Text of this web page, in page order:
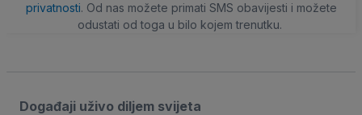
privatnosti. Od nas možete primati SMS obavijesti i možete
odustati od toga u bilo kojem trenutku.
Događaji uživo diljem svijeta